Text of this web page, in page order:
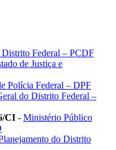
Federal – PCDF
de Justiça e
Polícia Federal – DPF
do Distrito Federal –
CI - Ministério Público
do Distrito